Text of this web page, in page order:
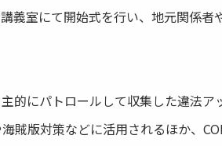
義室にて開始式を行い、地元関係者
的にパトロールして収集した違法ア
賊版対策などに活用されるほか、